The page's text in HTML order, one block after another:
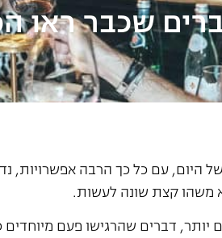
שכבר
היום, עם כל כך הרבה
משהו קצת שונה לעשות.
יותר, דברים שהרגישו פעם